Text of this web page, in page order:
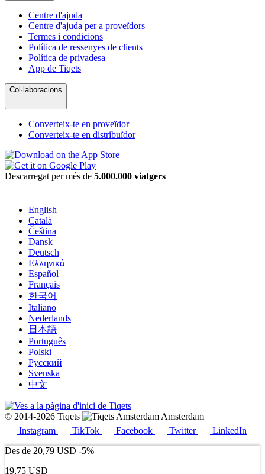
Centre d'ajuda
Centre d'ajuda per a proveïdors
Termes i condicions
Política de ressenyes de clients
Política de privadesa
App de Tiqets
Col·laboracions
Converteix-te en proveïdor
Converteix-te en distribuïdor
Descarregat per més de 5.000.000 viatgers
English
Català
Čeština
Dansk
Deutsch
Ελληνικά
Español
Français
한국어
Italiano
Nederlands
日本語
Português
Polski
Русский
Svenska
中文
© 2014-2026 Tiqets
Amsterdam
Instagram
TikTok Facebook Twitter
LinkedIn
Des de 20,79 USD -5%
19,75 USD